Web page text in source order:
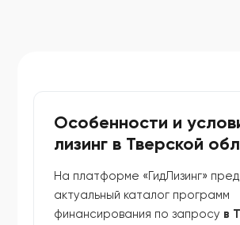
Особенности и
лизинг в Тверской
На платформе «ГидЛизинг»
актуальный каталог программ
финансирования по запросу в